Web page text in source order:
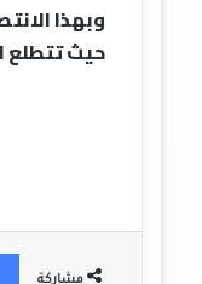
وبهذا
حيث تتطلع
مشاركة